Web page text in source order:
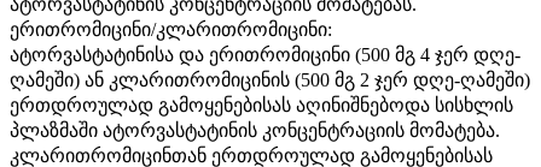
ერითრომიცინი/კლარითრომიცინი:
ატორვასტატინისა და ერითრომიცინი (500 მგ 4 ჯერ დღე-
ღამეში) ან კლარითრომიცინის (500 მგ 2 ჯერ დღე-ღამეში)
ერთდროულად გამოყენებისას აღინიშნებოდა სისხლის
პლაზმაში ატორვასტატინის კონცენტრაციის მომატება.
კლარითრომიცინთან ერთდროულად გამოყენებისას